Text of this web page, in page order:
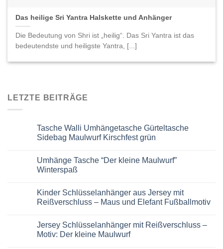
LETZTE BEITRÄGE
Tasche Walli Umhängetasche Gürteltasche
Sidebag Maulwurf Kirschfest grün
zu
Tasche
Walli
Sidebag
Maulwurf
Kirschfest
Umhänge Tasche “Der kleine Maulwurf”
Winterspaß
zu
Umhänge
Tasche
Maulwurf”
Winterspaß
Kinder Schlüsselanhänger aus Jersey mit
Reißverschluss – Maus und Elefant Fußballmotiv
zu
Kinder
Schlüsselanhänger
Jersey Schlüsselanhänger mit Reißverschluss –
Motiv: Der kleine Maulwurf
Das heilige Sri Yantra Halskette und Anhänger
Die Bedeutung von Shri ist „heilig“. Das Sri Yantra ist das
bedeutendste und heiligste Yantra, [...]